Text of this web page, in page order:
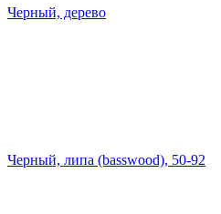
Черный, дерево
Черный, липа (basswood), 50-92